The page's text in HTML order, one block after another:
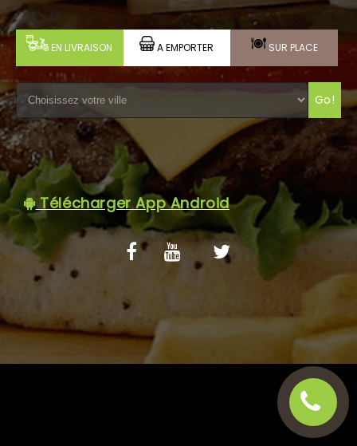
NOTRE RESTAURANT
VOS AVIS
MENTIONS LÉGALES
C.G.V
EN LIVRAISON A EMPORTER SUR PLACE
Go!
Télécharger App Android